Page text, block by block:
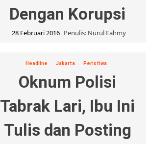
Dengan Korupsi
28 Februari 2016 Penulis: Nurul Fahmy
Headline Jakarta Peristiwa
Oknum Polisi
Tabrak Lari, Ibu Ini
Tulis dan Posting